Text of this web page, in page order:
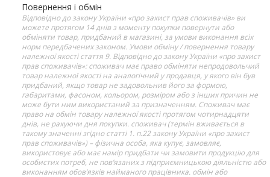
Повернення і обмін
Відповідно до закону України «про захист прав споживачів» ви
можете протягом 14 днів з моменту покупки повернути або
обміняти товар, придбаний в магазині, за умови виконання всіх
норм передбачених законом. Умови обміну / повернення товару
належної якості стаття 9. Відповідно до закону України «про захист
прав споживачів»: споживач має право обміняти непродовольчий
товар належної якості на аналогічний у продавця, у якого він був
придбаний, якщо товар не задовольнив його за формою,
габаритами, фасоном, кольором, розміром або з інших причин не
може бути ним використаний за призначенням. Споживач має
право на обмін товару належної якості протягом чотирнадцяти
днів, не рахуючи дня покупки. споживач (термін вживається в
такому значенні згідно статті 1. п.22 закону України «про захист
прав споживачів») – фізична особа, яка купує, замовляє,
використовує або має намір придбати чи замовити продукцію для
особистих потреб, не пов’язаних з підприємницькою діяльністю або
виконанням обов’язків найманого працівника. обмін або